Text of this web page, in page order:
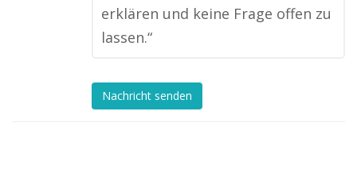
erklären und keine Frage offen zu
lassen.“
Nachricht senden